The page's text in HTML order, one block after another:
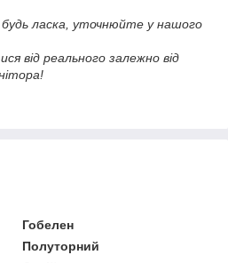
будь ласка, уточнюйте у нашого
від реального залежно від
Гобелен
Полуторний